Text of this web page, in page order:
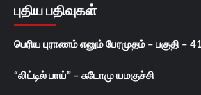
புதிய பதிவுகள்
பெரிய புராணம் எனும் பேரமுதம் – பகுதி – 41
“லிட்டில் பாய்” – சுடோமு யமகுச்சி